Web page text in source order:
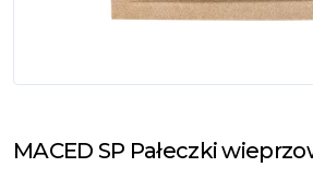
MACED SP Pałeczki